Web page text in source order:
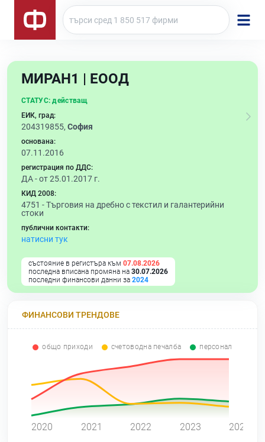
МИРАН1 | ЕООД
СТАТУС: действащ
ЕИК, град:
204319855, София
основана:
07.11.2016
регистрация по ДДС:
ДА - от 25.01.2017 г.
КИД 2008:
4751 -Търговия на дребно с текстил и галантерийни
стоки
публични контакти:
натисни тук
състояние в регистъра към 07.08.2026
последна вписана промяна на 30.07.2026
последни финансови данни за 2024
ФИНАНСОВИ ТРЕНДОВЕ
общо приходи счетоводна печалба персонал
2020 2021 2022 2023 2024